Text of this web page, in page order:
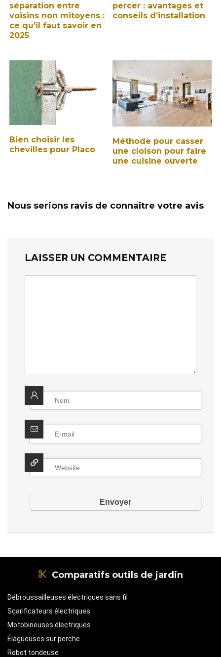
séparation entre
voisins non mitoyens :
ce qu’il faut savoir en
2025
percer : avantages et
conseils d’installation
Bien choisir les
chevilles pour Placo
Méthode pour casser
une cloison pour faire
une cuisine ouverte
Nous serions ravis de connaître votre avis
LAISSER UN COMMENTAIRE
Comparatifs outils de jardin
Débroussailleuses électriques sans fil
Scarificateurs électriques
Motobineuses électriques
Élagueuses sur perche
Robot tondeuse